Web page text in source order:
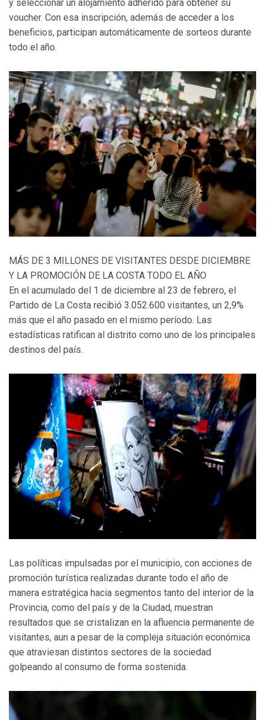
y seleccionar un alojamiento adherido para obtener su
voucher. Con esa inscripción, además de acceder a los
beneficios, participan automáticamente de sorteos durante
todo el año.
MÁS DE 3 MILLONES DE VISITANTES DESDE DICIEMBRE
Y LA PROMOCIÓN DE LA COSTA TODO EL AÑO
En el acumulado del 1 de diciembre al 23 de febrero, el
Partido de La Costa recibió 3.052.600 visitantes, un 2,9%
más que el año pasado en el mismo período. Las
estadísticas ratifican al distrito como uno de los principales
destinos del país.
Las políticas impulsadas por el municipio, con acciones de
promoción turística realizadas durante todo el año de
manera estratégica hacia segmentos tanto del interior de la
Provincia, como del país y de la Ciudad, muestran
resultados que se cristalizan en la afluencia permanente de
visitantes, aun a pesar de la compleja situación económica
que atraviesan distintos sectores de la sociedad
golpeando al consumo de forma sostenida.